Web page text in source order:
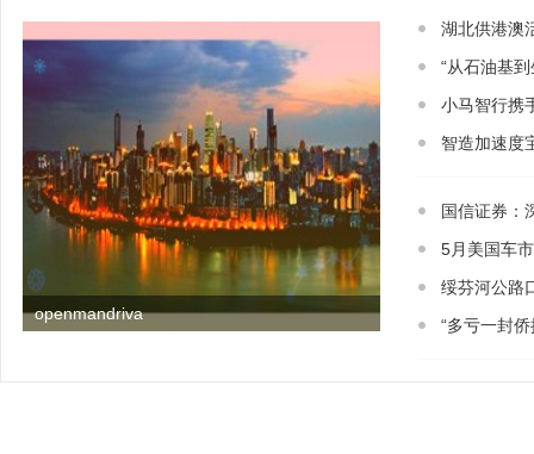
openmandriva
湖北供港澳
“从石油基
小马智行携
智造加速度
国信证券：
5月美国车
绥芬河公路
“多亏一封